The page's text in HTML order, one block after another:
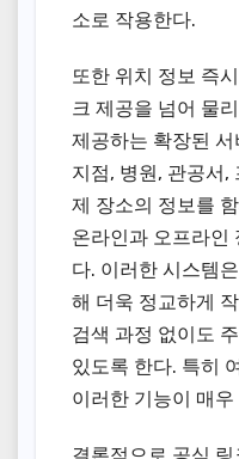
소로 작용한다.
또한 위치 정보 즉
크 제공을 넘어 물
제공하는 확장된
지점, 병원, 관공서,
제 장소의 정보를
온라인과 오프라인
다. 이러한 시스템
해 더욱 정교하게
검색 과정 없이도
있도록 한다. 특히
이러한 기능이 매